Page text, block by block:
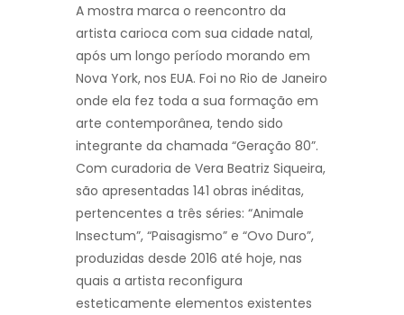
A mostra marca o reencontro da
artista carioca com sua cidade natal,
após um longo período morando em
Nova York, nos EUA. Foi no Rio de Janeiro
onde ela fez toda a sua formação em
arte contemporânea, tendo sido
integrante da chamada “Geração 80”.
Com curadoria de Vera Beatriz Siqueira,
são apresentadas 141 obras inéditas,
pertencentes a três séries: “Animale
Insectum”, “Paisagismo” e “Ovo Duro”,
produzidas desde 2016 até hoje, nas
quais a artista reconfigura
esteticamente elementos existentes